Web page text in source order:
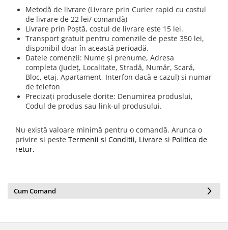
Metodă de livrare (Livrare prin Curier rapid cu costul
de livrare de 22 lei/ comandă)
Livrare prin Poștă, costul de livrare este 15 lei.
Transport gratuit pentru comenzile de peste 350 lei,
disponibil doar în această perioadă.
Datele comenzii: Nume și prenume, Adresa
completa (Județ, Localitate, Stradă, Număr, Scară,
Bloc, etaj, Apartament, Interfon dacă e cazul) si numar
de telefon
Precizați produsele dorite: Denumirea produslui,
Codul de produs sau link-ul produsului.
Nu există valoare minimă pentru o comandă. Arunca o
privire si peste Termenii si Conditii, Livrare si Politica de
retur.
Cum Comand